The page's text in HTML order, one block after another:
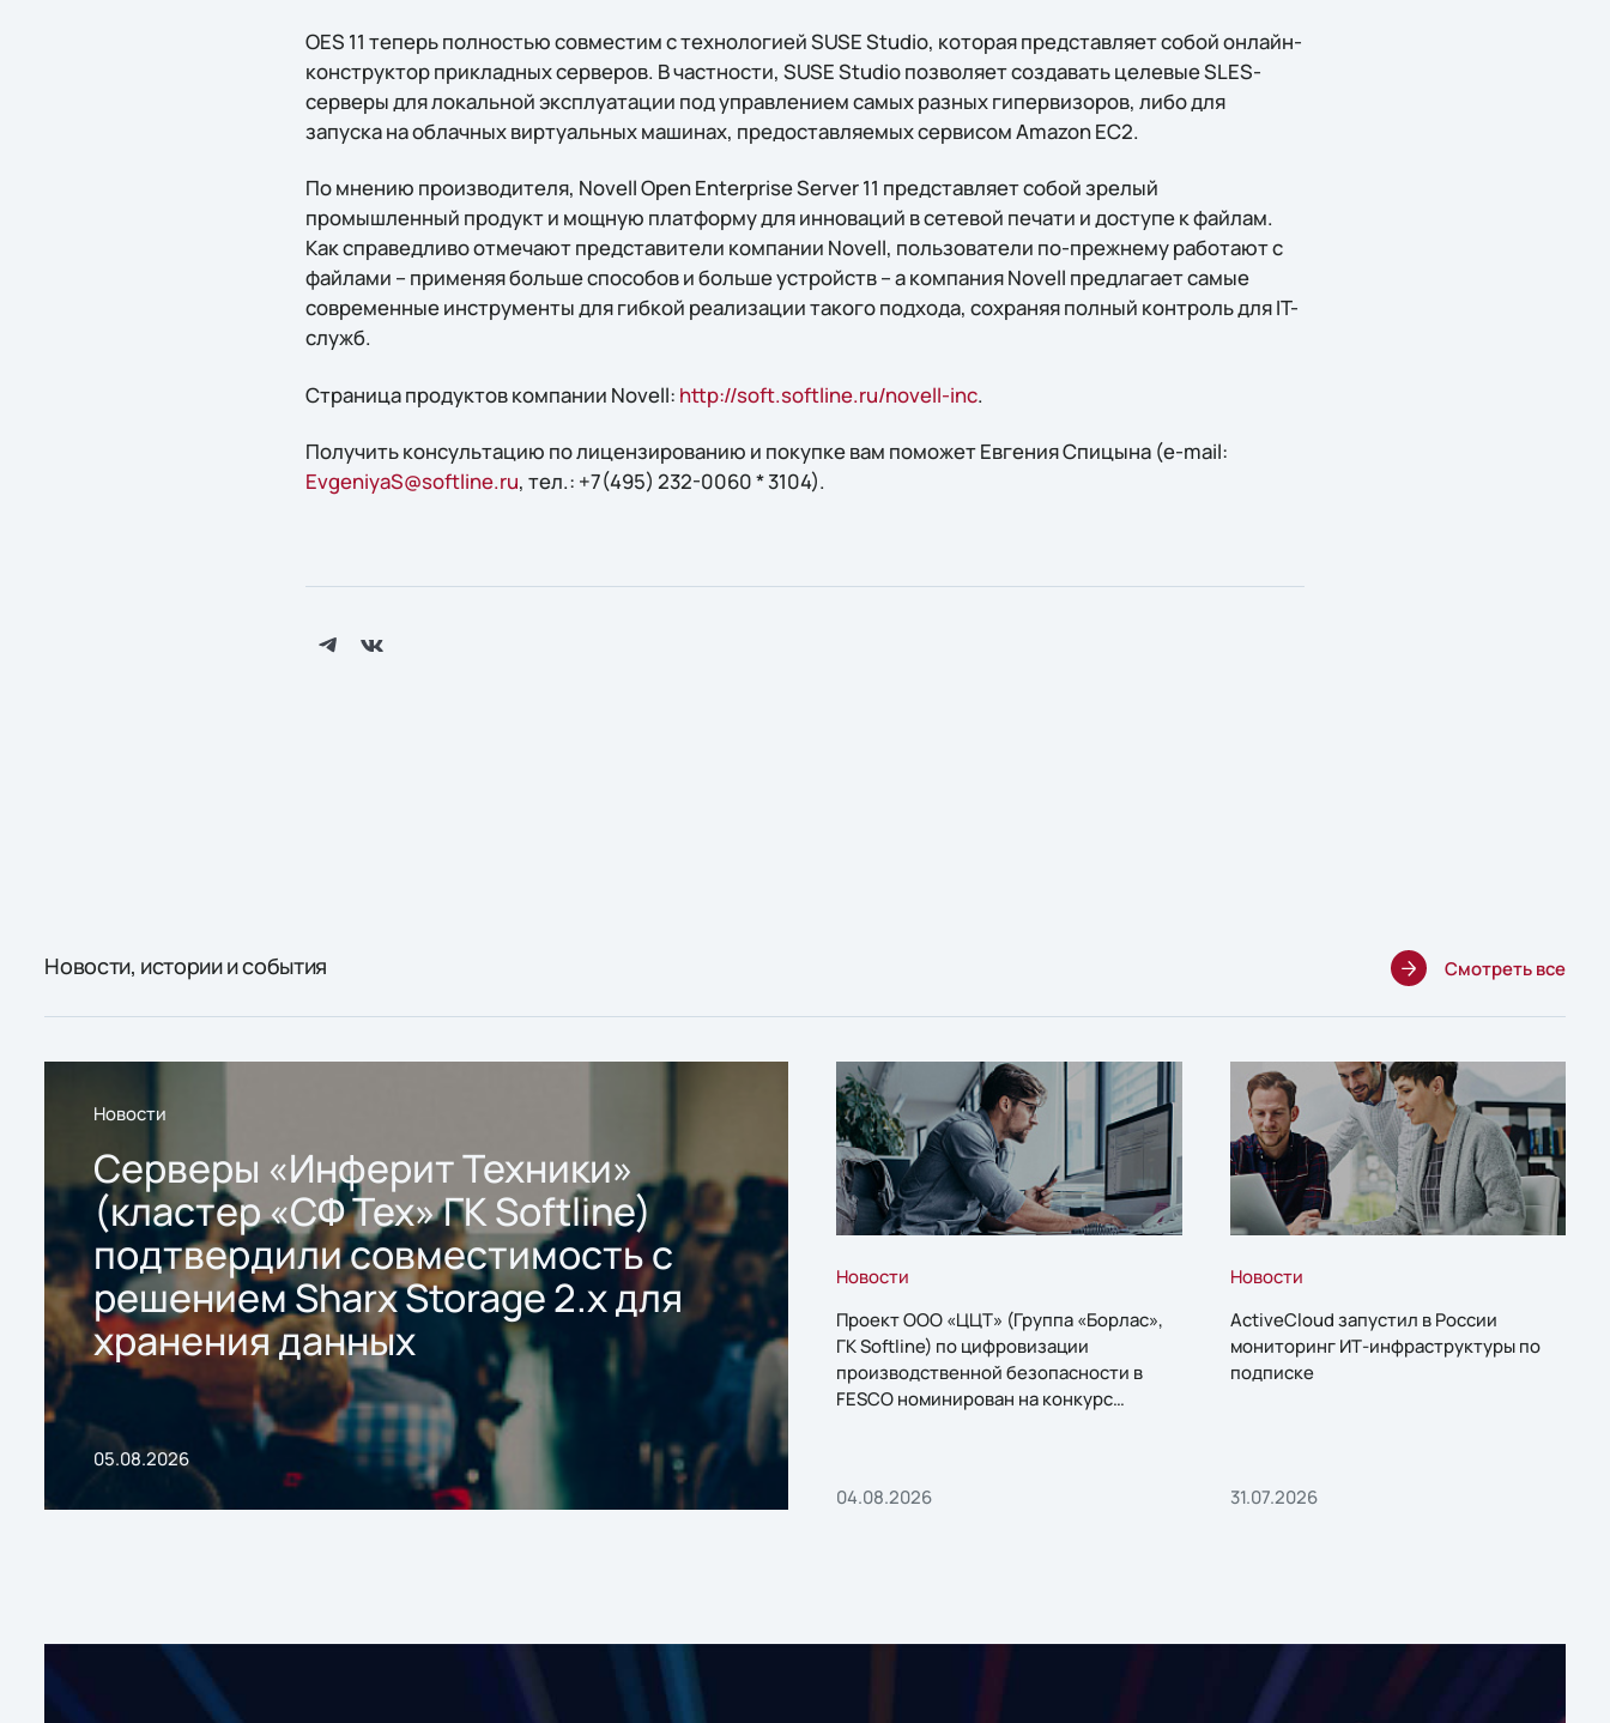
OES 11 теперь полностью совместим с технологией SUSE Studio, которая представляет собой онлайн-
конструктор прикладных серверов. В частности, SUSE Studio позволяет создавать целевые SLES-
серверы для локальной эксплуатации под управлением самых разных гипервизоров, либо для
запуска на облачных виртуальных машинах, предоставляемых сервисом Amazon EC2.
По мнению производителя, Novell Open Enterprise Server 11 представляет собой зрелый
промышленный продукт и мощную платформу для инноваций в сетевой печати и доступе к файлам.
Как справедливо отмечают представители компании Novell, пользователи по-прежнему работают с
файлами – применяя больше способов и больше устройств – а компания Novell предлагает самые
современные инструменты для гибкой реализации такого подхода, сохраняя полный контроль для IT-
служб.
Страница продуктов компании Novell: http://soft.softline.ru/novell-inc.
Получить конcультацию по лицензированию и покупке вам поможет Евгения Спицына (e-mail:
EvgeniyaS@softline.ru, тел.: +7(495) 232-0060 * 3104).
Новости, истории и события Смотреть все
Новости
Серверы «Инферит Техники»
(кластер «СФ Тех» ГК Softline)
подтвердили совместимость с
решением Sharx Storage 2.x для
хранения данных
05.08.2026
Новости
Проект ООО «ЦЦТ» (Группа «Борлас»,
ГК Softline) по цифровизации
производственной безопасности в
FESCO номинирован на конкурс
04.08.2026
Новости
ActiveCloud запустил в России
мониторинг ИТ-инфраструктуры по
подписке
31.07.2026